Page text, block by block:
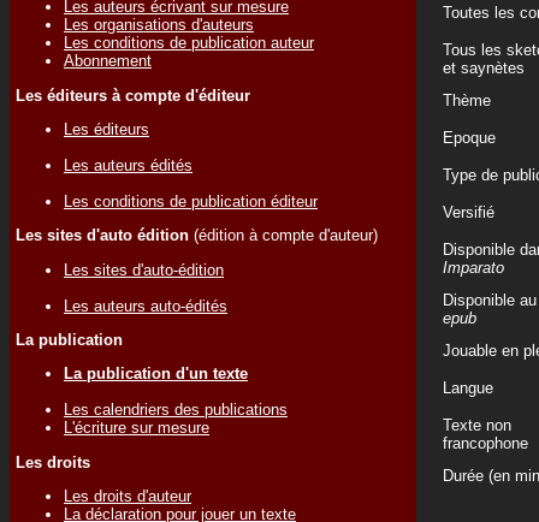
Les auteurs écrivant sur mesure
Les organisations d'auteurs
Les conditions de publication auteur
Abonnement
Les éditeurs à compte d'éditeur
Les éditeurs
Les auteurs édités
Les conditions de publication éditeur
Les sites d'auto édition (édition à compte d'auteur)
Les sites d'auto-édition
Les auteurs auto-édités
La publication
La publication d'un texte
Les calendriers des publications
L'écriture sur mesure
Les droits
Les droits d'auteur
La déclaration pour jouer un texte
Toutes les
Tous les
et saynètes
Thème
Epoque
Type de
Versifié
Disponible
Imparato
Disponible
epub
Jouable en
Langue
Texte non
francophone
Durée (en